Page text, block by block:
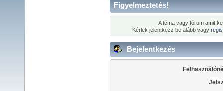
Figyelmeztetés!
A téma vagy fórum amit
Kérlek jelentkezz be alább vagy
Bejelentkezés